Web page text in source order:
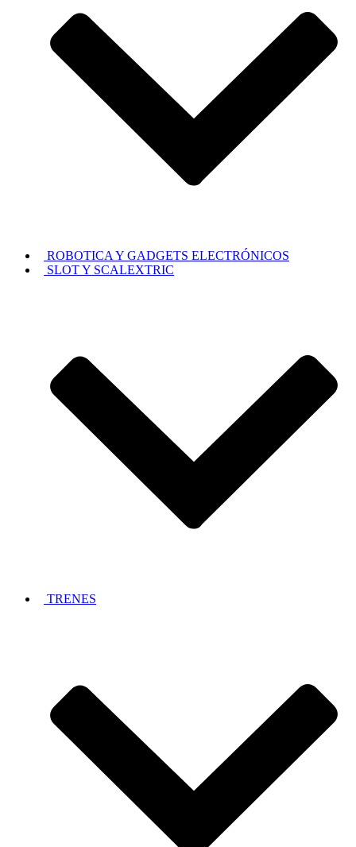
ROBOTICA Y GADGETS ELECTRÓNICOS
SLOT Y SCALEXTRIC
TRENES